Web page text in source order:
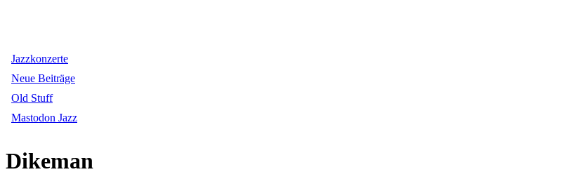
Jazzkonzerte
Neue Beiträge
Old Stuff
Mastodon Jazz
Dikeman